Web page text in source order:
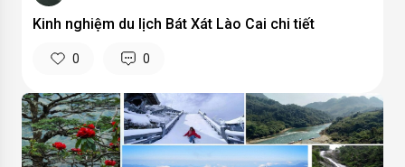
Kinh nghiệm du lịch Bát Xát Lào Cai chi tiết
0 0